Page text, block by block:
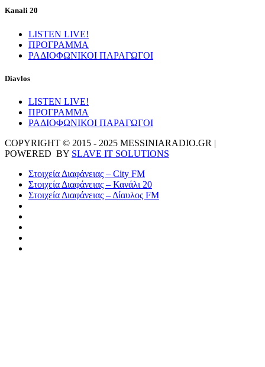
Kanali 20
LISTEN LIVE!
ΠΡΟΓΡΑΜΜΑ
ΡΑΔΙΟΦΩΝΙΚΟΙ ΠΑΡΑΓΩΓΟΙ
Diavlos
LISTEN LIVE!
ΠΡΟΓΡΑΜΜΑ
ΡΑΔΙΟΦΩΝΙΚΟΙ ΠΑΡΑΓΩΓΟΙ
COPYRIGHT © 2015 - 2025 MESSINIARADIO.GR |
POWERED BY SLAVE IT SOLUTIONS
Στοιχεία Διαφάνειας – City FM
Στοιχεία Διαφάνειας – Κανάλι 20
Στοιχεία Διαφάνειας – Δίαυλος FM